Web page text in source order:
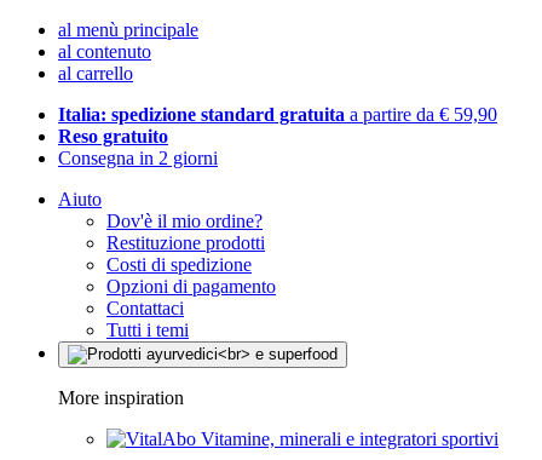
al menù principale
al contenuto
al carrello
Italia: spedizione standard gratuita a partire da € 59,90
Reso gratuito
Consegna in 2 giorni
Aiuto
Dov'è il mio ordine?
Restituzione prodotti
Costi di spedizione
Opzioni di pagamento
Contattaci
Tutti i temi
More inspiration
Vitamine, minerali e integratori sportivi